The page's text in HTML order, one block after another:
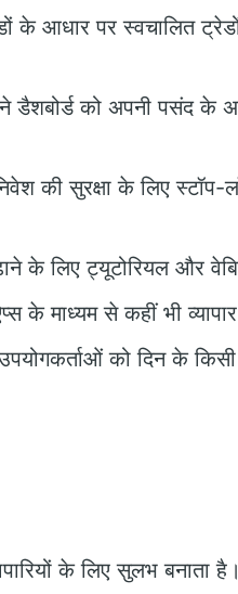
के आधार पर स्वचालित
डैशबोर्ड को अपनी पसंद के
की सुरक्षा के लिए
के लिए ट्यूटोरियल और
के माध्यम से कहीं भी
को दिन के किसी
के लिए सुलभ बनाता है।